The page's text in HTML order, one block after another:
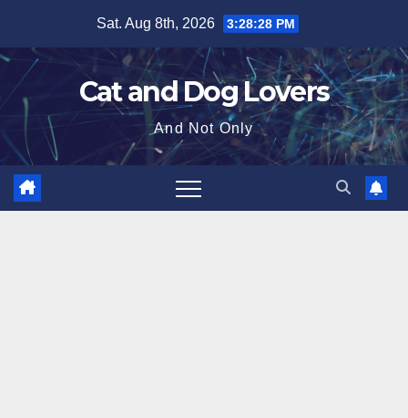
content
Sat. Aug 8th, 2026 3:28:29 PM
Cat and Dog Lovers
And Not Only